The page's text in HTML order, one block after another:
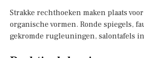
Strakke rechthoeken maken plaats
organische vormen. Ronde spiegels,
gekromde rugleuningen, salontafels